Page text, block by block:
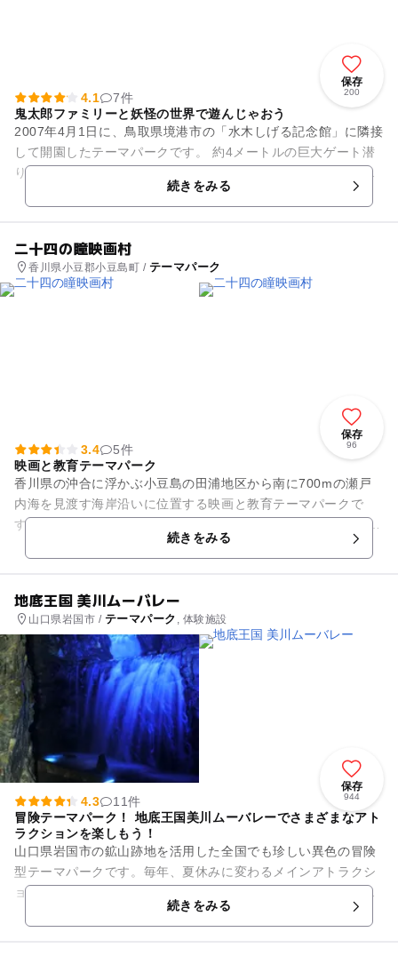
保存
200
4.1
7件
鬼太郎ファミリーと妖怪の世界で遊んじゃおう
2007年4月1日に、鳥取県境港市の「水木しげる記念館」に隣接
して開園したテーマパークです。 約4メートルの巨大ゲート潜
り楽園入ると、鬼太郎ファミリーの妖怪たちが、勢ぞろいして
続きをみる
二十四の瞳映画村
香川県小豆郡小豆島町 / テーマパーク
保存
96
3.4
5件
映画と教育テーマパーク
香川県の沖合に浮かぶ小豆島の田浦地区から南に700mの瀬戸
内海を見渡す海岸沿いに位置する映画と教育テーマパークで
す。1987年に映画化された「二十四の瞳」のロケで使用された
「岬の分教場」や、男先...続きをみる
地底王国 美川ムーバレー
山口県岩国市 / テーマパーク , 体験施設
保存
944
4.3
11件
冒険テーマパーク！ 地底王国美川ムーバレーでさまざまなアト
ラクションを楽しもう！
山口県岩国市の鉱山跡地を活用した全国でも珍しい異色の冒険
型テーマパークです。毎年、夏休みに変わるメインアトラクシ
ョンをはじめ、季節ごとに開催されるイベントなどお子様から
大人の方まで通年楽しめます...続きをみる